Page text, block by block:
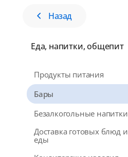
Назад
Еда, напитки, общепит
Продукты питания
Бары
Безалкогольные напитки
Доставка готовых блюд и
еды